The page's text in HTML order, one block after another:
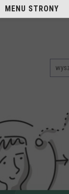
MENU STRONY
Nasi Eksperci
Projekty
Aktualne
Zrealizowane
Biblioteka